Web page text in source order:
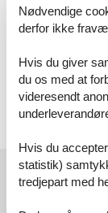
WC.
Terrasse
Åben og
Nødvendige
derfor ikke
Hvis du giver
du os med at
videresendt
Hvis du
statistik)
tredjepart med